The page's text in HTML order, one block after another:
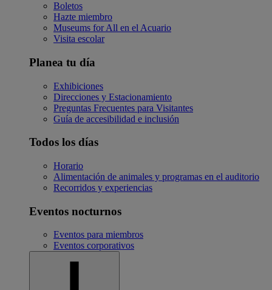
Boletos
Hazte miembro
Museums for All en el Acuario
Visita escolar
Planea tu día
Exhibiciones
Direcciones y Estacionamiento
Preguntas Frecuentes para Visitantes
Guía de accesibilidad e inclusión
Todos los días
Horario
Alimentación de animales y programas en el auditorio
Recorridos y experiencias
Eventos nocturnos
Eventos para miembros
Eventos corporativos